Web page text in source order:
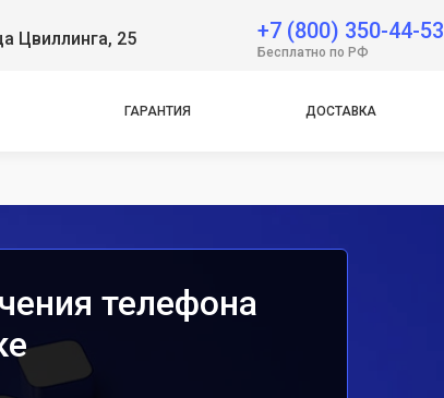
Цвиллинга, 25 +7 (800) 350-44-53
Бесплатно по РФ
ГАРАНТИЯ ДОСТАВКА
телефона